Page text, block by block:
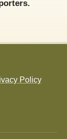
Policy